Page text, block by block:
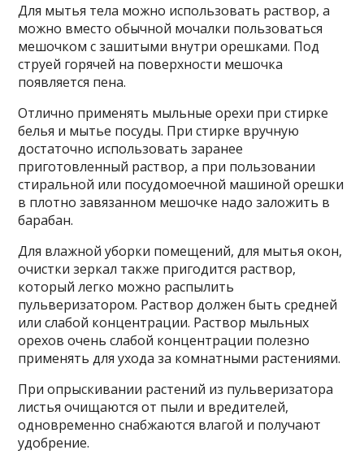
Для мытья тела можно использовать раствор, а
можно вместо обычной мочалки пользоваться
мешочком с зашитыми внутри орешками. Под
струей горячей на поверхности мешочка
появляется пена.
Отлично применять мыльные орехи при стирке
белья и мытье посуды. При стирке вручную
достаточно использовать заранее
приготовленный раствор, а при пользовании
стиральной или посудомоечной машиной орешки
в плотно завязанном мешочке надо заложить в
барабан.
Для влажной уборки помещений, для мытья окон,
очистки зеркал также пригодится раствор,
который легко можно распылить
пульверизатором. Раствор должен быть средней
или слабой концентрации. Раствор мыльных
орехов очень слабой концентрации полезно
применять для ухода за комнатными растениями.
При опрыскивании растений из пульверизатора
листья очищаются от пыли и вредителей,
одновременно снабжаются влагой и получают
удобрение.